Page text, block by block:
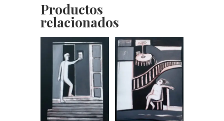
Productos
relacionados